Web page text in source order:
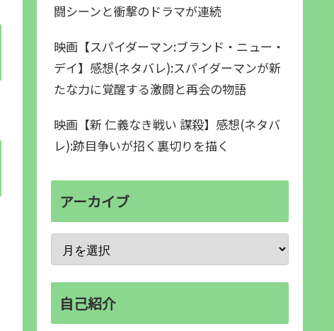
闘シーンと衝撃のドラマが連続
映画【スパイダーマン:ブランド・ニュー・
デイ】感想(ネタバレ):スパイダーマンが新
たな力に覚醒する激闘と再会の物語
映画【新 仁義なき戦い 謀殺】感想(ネタバ
レ):跡目争いが招く裏切りを描く
アーカイブ
自己紹介